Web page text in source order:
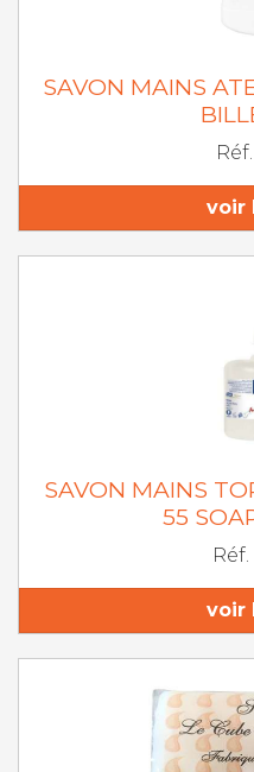
SAVON MAINS
voir
SAVON MAINS
55
Réf.
voir